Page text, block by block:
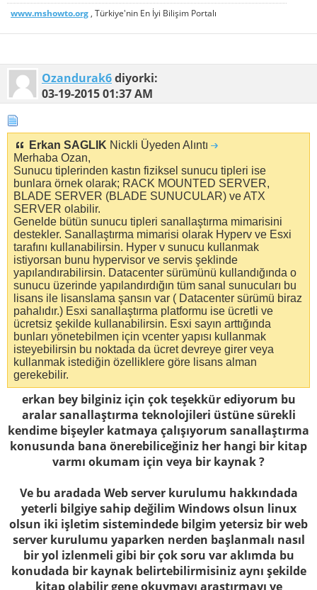
www.mshowto.org , Türkiye'nin En İyi Bilişim Portalı
Ozandurak6diyorki:
03-19-201501:37 AM
Erkan SAGLIK Nickli Üyeden Alıntı
Merhaba Ozan,
Sunucu tiplerinden kastın fiziksel sunucu tipleri ise
bunlara örnek olarak; RACK MOUNTED SERVER,
BLADE SERVER (BLADE SUNUCULAR) ve ATX
SERVER olabilir.
Genelde bütün sunucu tipleri sanallaştırma mimarisini
destekler. Sanallaştırma mimarisi olarak Hyperv ve Esxi
tarafını kullanabilirsin. Hyper v sunucu kullanmak
istiyorsan bunu hypervisor ve servis şeklinde
yapılandırabilirsin. Datacenter sürümünü kullandığında o
sunucu üzerinde yapılandırdığın tüm sanal sunucuları bu
lisans ile lisanslama şansın var ( Datacenter sürümü biraz
pahalıdır.) Esxi sanallaştırma platformu ise ücretli ve
ücretsiz şekilde kullanabilirsin. Esxi sayın arttığında
bunları yönetebilmen için vcenter yapısı kullanmak
isteyebilirsin bu noktada da ücret devreye girer veya
kullanmak istediğin özelliklere göre lisans alman
gerekebilir.
erkan bey bilginiz için çok teşekkür ediyorum bu
aralar sanallaştırma teknolojileri üstüne sürekli
kendime bişeyler katmaya çalışıyorum sanallaştırma
konusunda bana önerebiliceğiniz her hangi bir kitap
varmı okumam için veya bir kaynak ?
Ve bu aradada Web server kurulumu hakkındada
yeterli bilgiye sahip değilim Windows olsun linux
olsun iki işletim sistemindede bilgim yetersiz bir web
server kurulumu yaparken nerden başlanmalı nasıl
bir yol izlenmeli gibi bir çok soru var aklımda bu
konudada bir kaynak belirtebilirmisiniz aynı şekilde
kitap olabilir gene okuymayı araştırmayı ve